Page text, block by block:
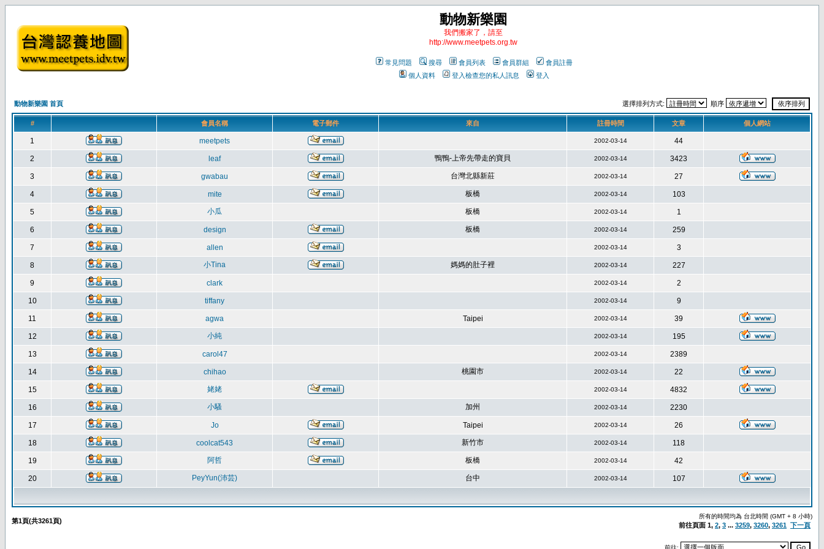
動物新樂園
我們搬家了，請至
http://www.meetpets.org.tw
常見問題 搜尋 會員列表 會員群組
會員註冊
個人資料
登入檢查您的私人訊息 登入
動物新樂園 首頁 選擇排列方式: 順序
# 會員名稱 電子郵件 來自 註冊時間 文章 個人網站
1 meetpets 2002-03-14 44
2 leaf 鴨鴨-上帝先帶走的寶貝 2002-03-14 3423
3 gwabau 台灣北縣新莊 2002-03-14 27
4 mite 板橋 2002-03-14 103
5 小瓜 板橋 2002-03-14 1
6 design 板橋 2002-03-14 259
7 allen 2002-03-14 3
8 小Tina 媽媽的肚子裡 2002-03-14 227
9 clark 2002-03-14 2
10 tiffany 2002-03-14 9
11 agwa Taipei 2002-03-14 39
12 小純 2002-03-14 195
13 carol47 2002-03-14 2389
14 chihao 桃園市 2002-03-14 22
15 姥姥 2002-03-14 4832
16 小騷 加州 2002-03-14 2230
17 Jo Taipei 2002-03-14 26
18 coolcat543 新竹市 2002-03-14 118
19 阿哲 板橋 2002-03-14 42
20 PeyYun(沛芸) 台中 2002-03-14 107
第1頁(共3261頁)
所有的時間均為 台北時間 (GMT + 8 小時)
前往頁面 1, 2, 3 ... 3259, 3260, 3261 下一頁
前往: